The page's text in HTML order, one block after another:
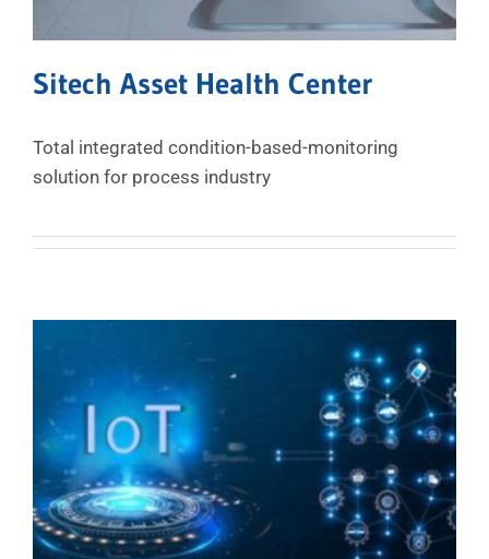
Sitech Asset Health Center
Total integrated condition-based-monitoring
solution for process industry